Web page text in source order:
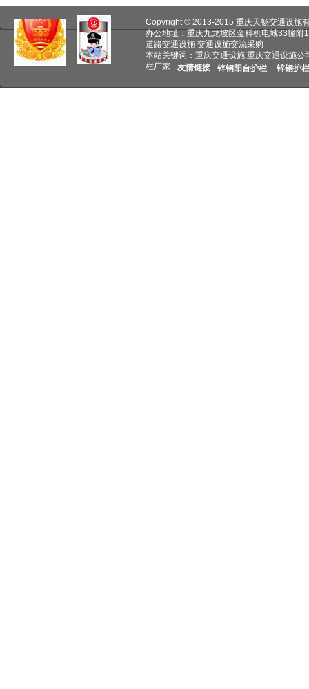
锌钢阳台护栏
Copyright © 2013-2015 重庆天畅交通设施
办公地址：重庆九龙坡区金科机电城33幢附
道路交通设施 交通设施交流采购
本站关键词：重庆交通设施,重庆交通设施
栏厂家
友情链接 锌钢护栏